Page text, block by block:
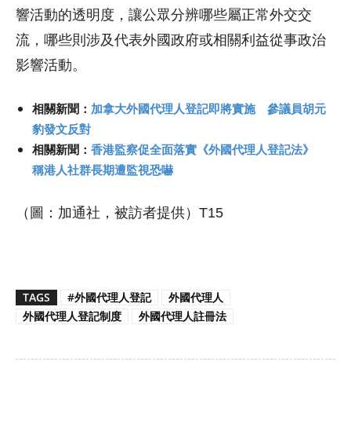
響活動的透明度，讓公眾分辨哪些屬正常外交交
流，哪些則涉及代表外國政府或相關利益從事政治
影響活動。
相關新聞： 加拿大外國代理人登記即將實施 參議員胡元
豹發文反對
相關新聞： 香港監察促全面落實《外國代理人登記法》
稱港人社群長期遭監視恐嚇
（圖：加通社，被訪者提供）T15
TAGS #外國代理人登記
外國代理人
外國代理人登記制度
外國代理人註冊法